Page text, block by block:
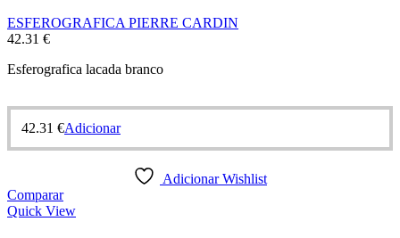
ESFEROGRAFICA PIERRE CARDIN
42.31 €
Esferografica lacada branco
42.31 €Adicionar
Adicionar Wishlist
Comparar
Quick View